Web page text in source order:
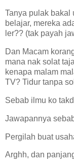
Tanya pulak bakal
belajar, mereka
ler?? (tak payah
Dan Macam
mana nak solat
kenapa malam
TV? Tidur tanpa
Sebab ilmu ko
Jawapannya
Pergilah buat
Arghh, dan